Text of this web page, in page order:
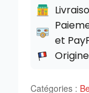
et
Catégories :